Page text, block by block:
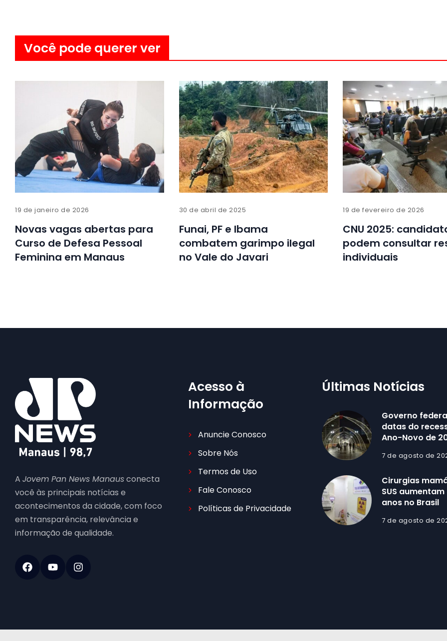
Você pode querer ver
19 de janeiro de 2026
Novas vagas abertas para
Curso de Defesa Pessoal
Feminina em Manaus
30 de abril de 2025
Funai, PF e Ibama
combatem garimpo ilegal
no Vale do Javari
19 de fevereiro de 2026
CNU 2025:
podem consultar
individuais
A Jovem Pan News Manausconecta
você às principais notícias e
acontecimentos da cidade, com foco
em transparência, relevância e
informação de qualidade.
Acesso à
Informação
Anuncie Conosco
Sobre Nós
Termos de Uso
Fale Conosco
Políticas de Privacidade
Últimas Notícias
Governo
datas do
Ano-Novo de
7 de agosto de
Cirurgias
SUS
anos no Brasil
7 de agosto de